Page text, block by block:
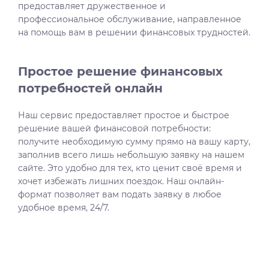
предоставляет дружественное и
профессиональное обслуживание, направленное
на помощь вам в решении финансовых трудностей.
Простое решение финансовых
потребностей онлайн
Наш сервис предоставляет простое и быстрое
решение вашей финансовой потребности:
получите необходимую сумму прямо на вашу карту,
заполнив всего лишь небольшую заявку на нашем
сайте. Это удобно для тех, кто ценит своё время и
хочет избежать лишних поездок. Наш онлайн-
формат позволяет вам подать заявку в любое
удобное время, 24/7.